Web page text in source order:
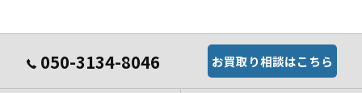
050-3134-8046 お買取り相談はこちら